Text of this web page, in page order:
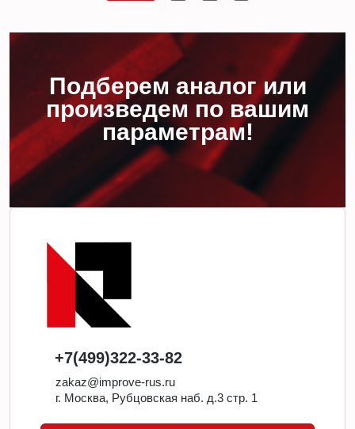
Подберем аналог или
произведем по вашим
параметрам!
+7(499)322-33-82
zakaz@improve-rus.ru
г. Москва, Рубцовская наб. д.3 стр. 1